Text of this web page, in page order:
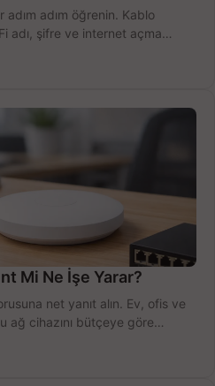
adım adım öğrenin. Kablo
adı, şifre ve internet açma
Mi Ne İşe Yarar?
net yanıt alın. Ev, ofis ve
ağ cihazını bütçeye göre